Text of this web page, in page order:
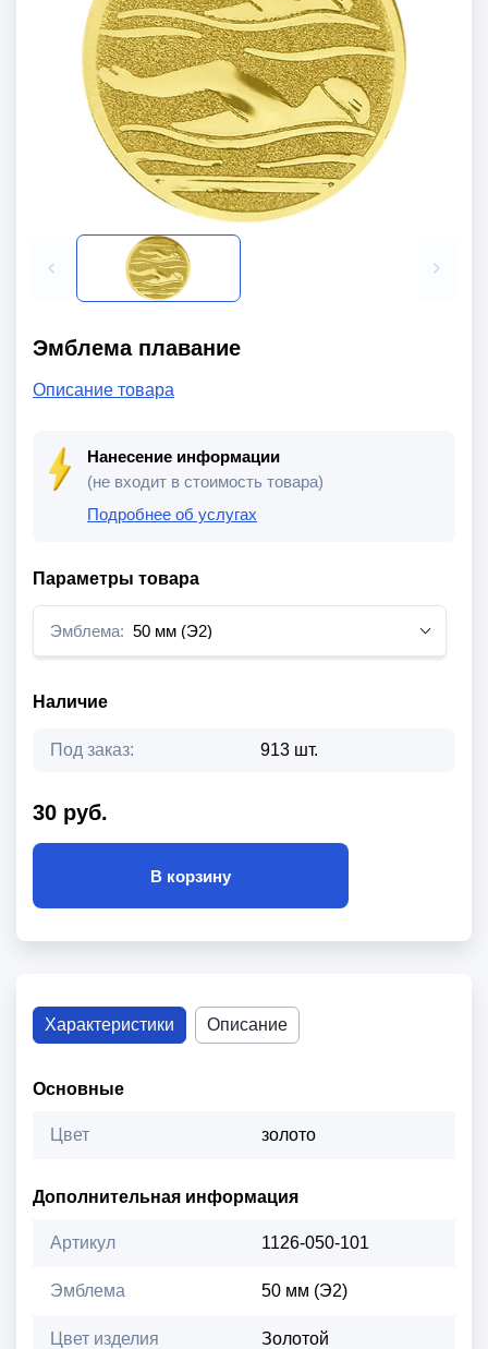
Эмблема плавание
Описание товара
Нанесение информации
(не входит в стоимость товара)
Подробнее об услугах
Параметры товара
Эмблема: 50 мм (Э2)
Наличие
Под заказ: 913 шт.
30 руб.
В корзину
Характеристики Описание
Основные
Цвет золото
Дополнительная информация
Артикул 1126-050-101
Эмблема 50 мм (Э2)
Цвет изделия Золотой